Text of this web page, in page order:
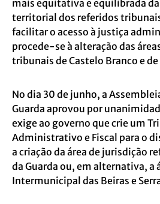
mais equitativa e equilibrada
territorial dos referidos
facilitar o acesso à justiça
procede-se à alteração das
tribunais de Castelo Branco e
No dia 30 de junho, a
Guarda aprovou por
exige ao governo que crie um
Administrativo e Fiscal para o
a criação da área de jurisdição
da Guarda ou, em alternativa, a
Intermunicipal das Beiras e